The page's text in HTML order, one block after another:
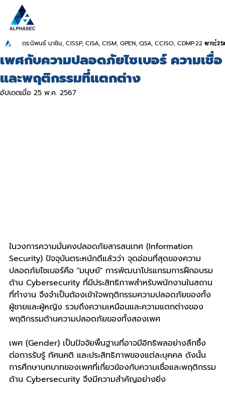
เพศกับความปลอดภัยไซเบอร์ ความเชื่อ
และพฤติกรรมที่แตกต่าง
ดร.นิพนธ์ นาชิน, CISSP, CISA, CISM, GPEN, QSA, CCISO, CDMP22 พ.ค.
ยาว 1
อัปเดตเมื่อ 25 พ.ค. 2567
ในวงการความมั่นคงปลอดภัยสารสนเทศ (Information
Security) ปัจจุบันตระหนักดีแล้วว่า จุดอ่อนที่สุดของความ
ปลอดภัยไซเบอร์คือ "มนุษย์" การพัฒนาโปรแกรมการฝึกอบรม
ด้าน Cybersecurity ที่มีประสิทธิภาพสำหรับพนักงานในสถาน
ที่ทำงาน จึงจำเป็นต้องเข้าใจพฤติกรรมความปลอดภัยของทั้ง
ผู้ชายและผู้หญิง รวมถึงความเหมือนและความแตกต่างของ
พฤติกรรมด้านความปลอดภัยของทั้งสองเพศ
เพศ (Gender) เป็นปัจจัยพื้นฐานที่อาจมีอิทธิพลอย่างลึกซึ้ง
ต่อการรับรู้ ทัศนคติ และประสิทธิภาพของแต่ละบุคคล ดังนั้น
การศึกษาบทบาทของเพศที่เกี่ยวข้องกับความเชื่อและพฤติกรรม
ด้าน Cybersecurity จึงมีความสำคัญอย่างยิ่ง